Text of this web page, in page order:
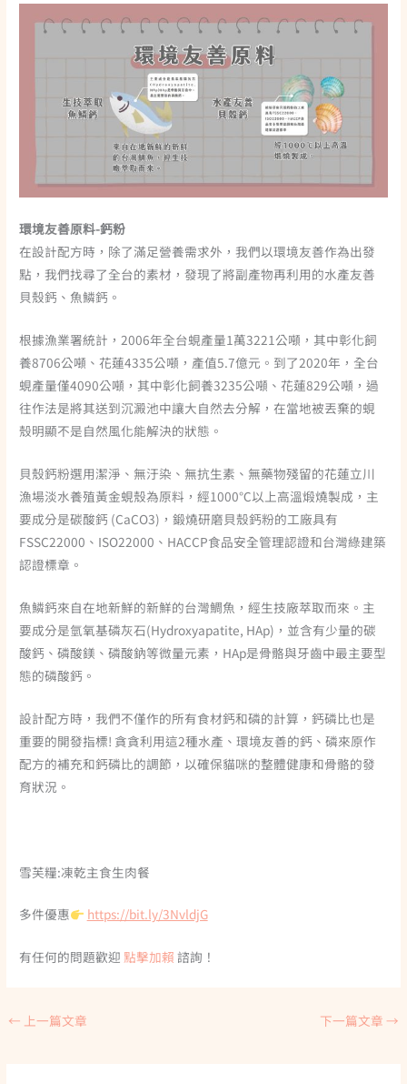
環境友善原料-鈣粉
在設計配方時，除了滿足營養需求外，我們以環境友善作為出發
點，我們找尋了全台的素材，發現了將副產物再利用的水產友善
貝殼鈣、魚鱗鈣。
根據漁業署統計，2006年全台蜆產量1萬3221公噸，其中彰化飼
養8706公噸、花蓮4335公噸，產值5.7億元。到了2020年，全台
蜆產量僅4090公噸，其中彰化飼養3235公噸、花蓮829公噸，過
往作法是將其送到沉澱池中讓大自然去分解，在當地被丟棄的蜆
殼明顯不是自然風化能解決的狀態。
貝殼鈣粉選用潔淨、無汙染、無抗生素、無藥物殘留的花蓮立川
漁場淡水養殖黃金蜆殼為原料，經1000℃以上高溫煅燒製成，主
要成分是碳酸鈣 (CaCO3)，鍛燒研磨貝殼鈣粉的工廠具有
FSSC22000、ISO22000、HACCP食品安全管理認證和台灣綠建築
認證標章。
魚鱗鈣來自在地新鮮的新鮮的台灣鯛魚，經生技廠萃取而來。主
要成分是氫氧基磷灰石(Hydroxyapatite, HAp)，並含有少量的碳
酸鈣、磷酸鎂、磷酸鈉等微量元素，HAp是骨骼與牙齒中最主要型
態的磷酸鈣。
設計配方時，我們不僅作的所有食材鈣和磷的計算，鈣磷比也是
重要的開發指標! 貪貪利用這2種水產、環境友善的鈣、磷來原作
配方的補充和鈣磷比的調節，以確保貓咪的整體健康和骨骼的發
育狀況。
雪芙糧:凍乾主食生肉餐
多件優惠 https://bit.ly/3NvldjG
有任何的問題歡迎 點擊加賴 諮詢！
← 上一篇文章 下一篇文章 →